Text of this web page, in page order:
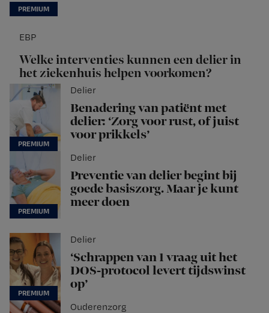
EBP
Welke interventies kunnen een delier in
het ziekenhuis helpen voorkomen?
Delier
Benadering van patiënt met
delier: ‘Zorg voor rust, of juist
voor prikkels’
Delier
Preventie van delier begint bij
goede basiszorg. Maar je kunt
meer doen
Delier
‘Schrappen van 1 vraag uit het
DOS-protocol levert tijdswinst
op’
Ouderenzorg